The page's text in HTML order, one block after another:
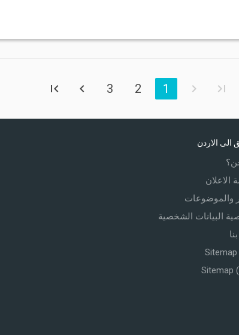
1
2
3
الى الاردن
الاعلان
والموضوعات
البيانات الشخصية
Sitemap